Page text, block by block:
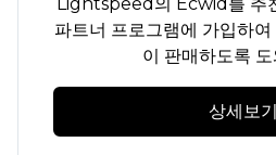
파트너 프로그램에 가입하
이 판매하도록
상세보기